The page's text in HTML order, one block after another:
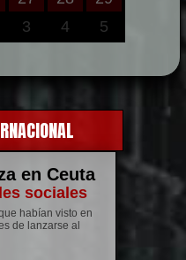
en Ceuta
sociales
habían visto en
de lanzarse al